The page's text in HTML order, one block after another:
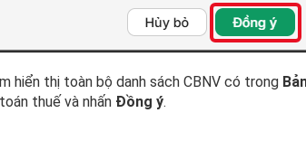
hiển thị toàn bộ danh sách CBNV có trong
thuế và nhấn Đồng ý.